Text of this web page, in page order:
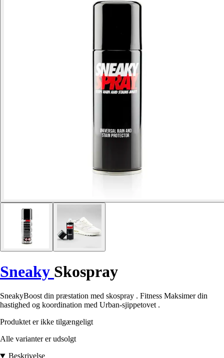
Sneaky Skospray
SneakyBoost din præstation med skospray . Fitness Maksimer din
hastighed og koordination med Urban-sjippetovet .
Produktet er ikke tilgængeligt
Alle varianter er udsolgt
Beskrivelse